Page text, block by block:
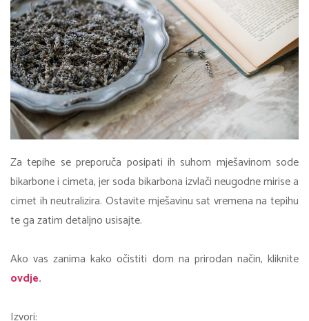
Za tepihe se preporuča posipati ih suhom mješavinom sode
bikarbone i cimeta, jer soda bikarbona izvlači neugodne mirise a
cimet ih neutralizira. Ostavite mješavinu sat vremena na tepihu
te ga zatim detaljno usisajte.
Ako vas zanima kako očistiti dom na prirodan način, kliknite
ovdje.